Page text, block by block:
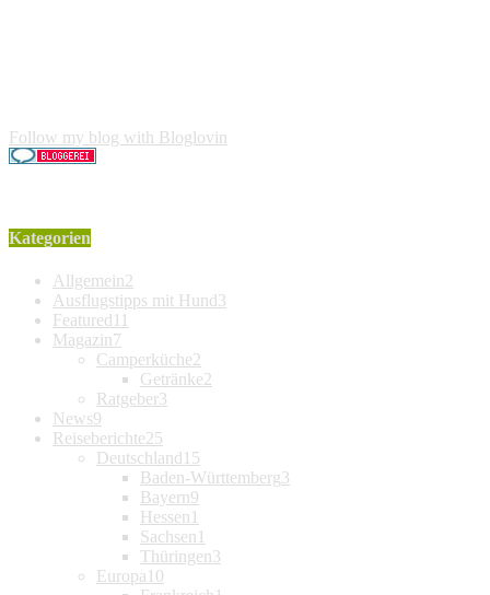
Follow my blog with Bloglovin
Kategorien
Allgemein2
Ausflugstipps mit Hund3
Featured 11
Magazin7
Camperküche2
Getränke2
Ratgeber3
News9
Reiseberichte25
Deutschland 15
Baden-Württemberg3
Bayern9
Hessen 1
Sachsen 1
Thüringen3
Europa 10